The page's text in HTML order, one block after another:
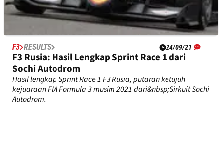
F3 RESULTS 24/09/21
F3 Rusia: Hasil Lengkap Sprint Race 1 dari
Sochi Autodrom
Hasil lengkap Sprint Race 1 F3 Rusia, putaran ketujuh
kejuaraan FIA Formula 3 musim 2021 dari&nbsp;Sirkuit Sochi
Autodrom.